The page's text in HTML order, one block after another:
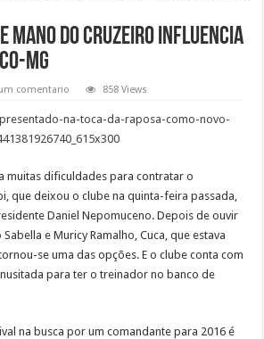
Mano do Cruzeiro influencia
MG
comentario 858 Views
muitas dificuldades para contratar o
que deixou o clube na quinta-feira passada,
Daniel Nepomuceno. Depois de ouvir
e Muricy Ramalho, Cuca, que estava
se uma das opções. E o clube conta com
para ter o treinador no banco de
na busca por um comandante para 2016 é